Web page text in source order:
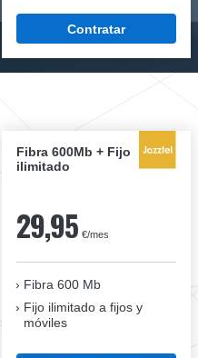
Contratar
Fibra 600Mb + Fijo
ilimitado
29,95 €/mes
Fibra 600 Mb
Fijo ilimitado a fijos y
móviles